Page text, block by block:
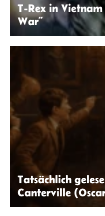
T-Rex in
War“
Tatsächlich
Canterville